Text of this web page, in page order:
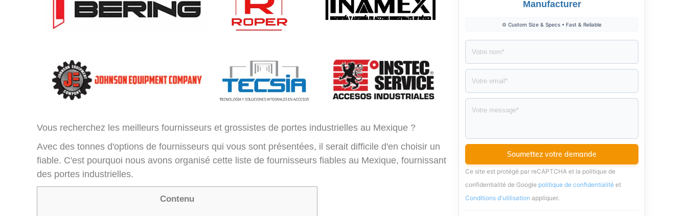
Vous recherchez les meilleurs fournisseurs et grossistes de portes industrielles au Mexique ?
Avec des tonnes d'options de fournisseurs qui vous sont présentées, il serait difficile d'en choisir un
fiable. C'est pourquoi nous avons organisé cette liste de fournisseurs fiables au Mexique, fournissant
des portes industrielles.
Contenu
Manufacturer
⚙️ Custom Size & Specs • Fast & Reliable
Ce site est protégé par reCAPTCHA et la politique de
confidentialité de Google politique de confidentialité et
Conditions d'utilisation appliquer.